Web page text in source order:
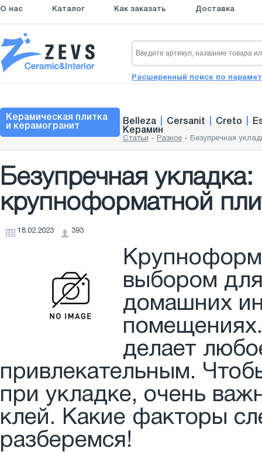
О нас Каталог Как заказать Доставка
Расширенный поиск по
Керамическая плитка
и керамогранит
Belleza Cersanit Creto
Керамин
Статьи - Разное - Безупречная
Безупречная
крупноформатной
18.02.2023 393
выбором
домашних
делает
привлекательным.
при укладке, очень
клей. Какие факторы
разберемся!